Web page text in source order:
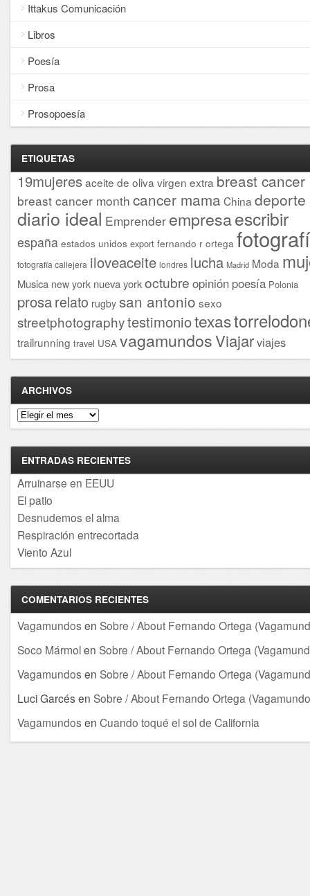
Ittakus Comunicación
Libros
Poesía
Prosa
Prosopoesía
ETIQUETAS
19mujeresaceite de oliva virgen extra breast cancer
breast cancer month cancer mama China deporte
diario ideal Emprender empresaescribir
españa estados unidos export fernando r ortega
fotografía callejera iloveaceite londres lucha Madrid Moda
Musica new york nueva yorkoctubre opinión poesía Polonia
prosarelato rugby san antonio sexo
streetphotographytestimoniotexas
trailrunning travel USA vagamundosViajarviajes
ARCHIVOS
Archivos
ENTRADAS RECIENTES
Arruinarse en EEUU
El patio
Desnudemos el alma
Respiración entrecortada
Viento Azul
COMENTARIOS RECIENTES
Vagamundos en Sobre / About Fernando Ortega
Soco Mármolen Sobre / About Fernando Ortega
Vagamundos en Sobre / About Fernando Ortega
Luci Garcés en Sobre / About Fernando Ortega
Vagamundos en Cuando toqué el sol de California